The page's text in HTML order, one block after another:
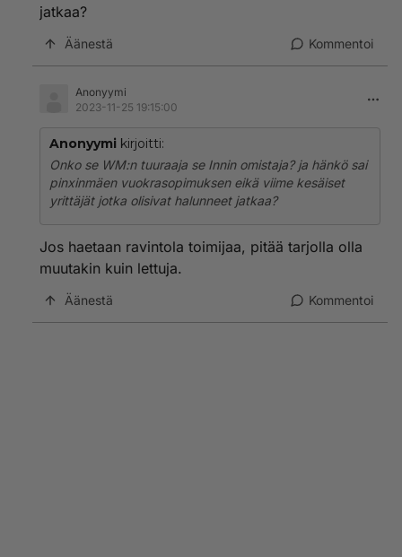
jatkaa?
Äänestä Kommentoi
Anonyymi
2023-11-25 19:15:00
Anonyymi kirjoitti:
Onko se WM:n tuuraaja se Innin omistaja? ja hänkö sai
pinxinmäen vuokrasopimuksen eikä viime kesäiset
yrittäjät jotka olisivat halunneet jatkaa?
Jos haetaan ravintola toimijaa, pitää tarjolla olla
muutakin kuin lettuja.
Äänestä Kommentoi